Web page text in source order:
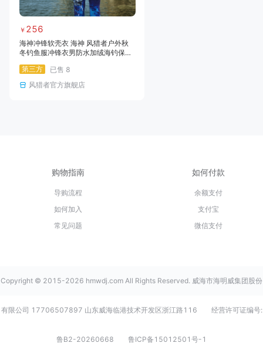
￥ 256
海神冲锋软壳衣 海神 风猎者户外秋
冬钓鱼服冲锋衣男防水加绒海钓保暖
第三方
已售 8
风猎者官方旗舰店
购物指南
导购流程
如何加入
常见问题
如何付款
余额支付
支付宝
微信支付
Copyright © 2015-2026 hmwdj.com All Rights Reserved. 威海市海明威集团股份
有限公司 17706507897 山东威海临港技术开发区浙江路116 经营许可证编号:
鲁B2-20260668 鲁ICP备15012501号-1